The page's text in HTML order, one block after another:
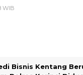
WIB
Bisnis Kentang